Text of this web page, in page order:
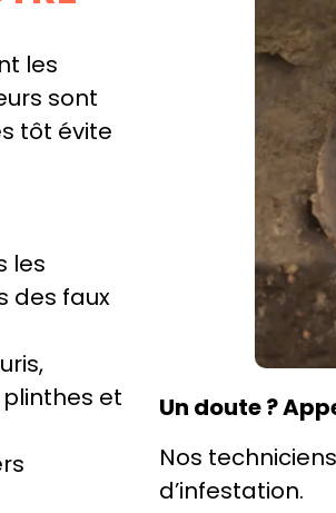
les
sont
tôt évite
les
des faux
plinthes et
Un doute ?
Nos
d’infestation.